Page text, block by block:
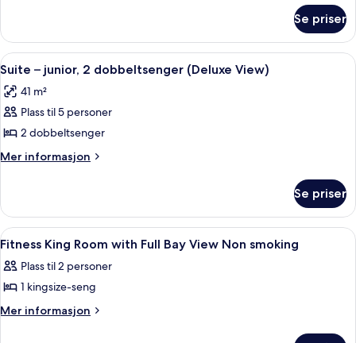
1
kingsize-
seng,
hjørnerom
Se priser
Åpne
alle
bildene
av
Suite
–
dobbeltsenger
(Deluxe
View)
Sengetøy av topp kvalitet, dundyner
4
Suite – junior, 2 dobbeltsenger (Deluxe View)
41 m²
Plass til 5 personer
2 dobbeltsenger
Mer informasjon
Mer
–
junior,
2
dobbeltsenger
(Deluxe
View)
Se priser
Åpne
alle
bildene
av
Fitness
Sengetøy av topp kvalitet, dundyner
2
Fitness King Room with Full Bay View Non smoking
Plass til 2 personer
1 kingsize-seng
Mer informasjon
Mer